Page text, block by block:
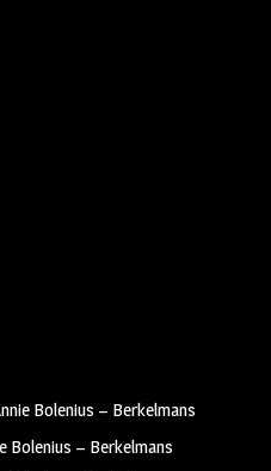
Bolenius – Berkelmans
Bolenius – Berkelmans